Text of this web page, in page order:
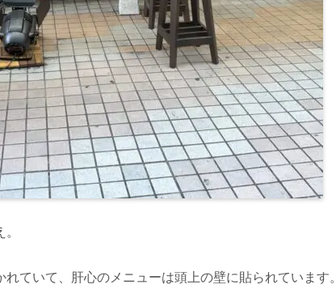
ていて、肝心のメニューは頭上の壁に貼られています。